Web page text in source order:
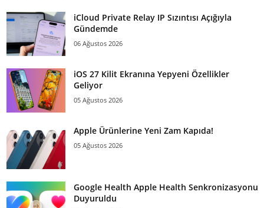
iCloud Private Relay IP Sızıntısı Açığıyla
Gündemde
06 Ağustos 2026
iOS 27 Kilit Ekranına Yepyeni Özellikler
Geliyor
05 Ağustos 2026
Apple Ürünlerine Yeni Zam Kapıda!
05 Ağustos 2026
Google Health Apple Health Senkronizasyonu
Duyuruldu